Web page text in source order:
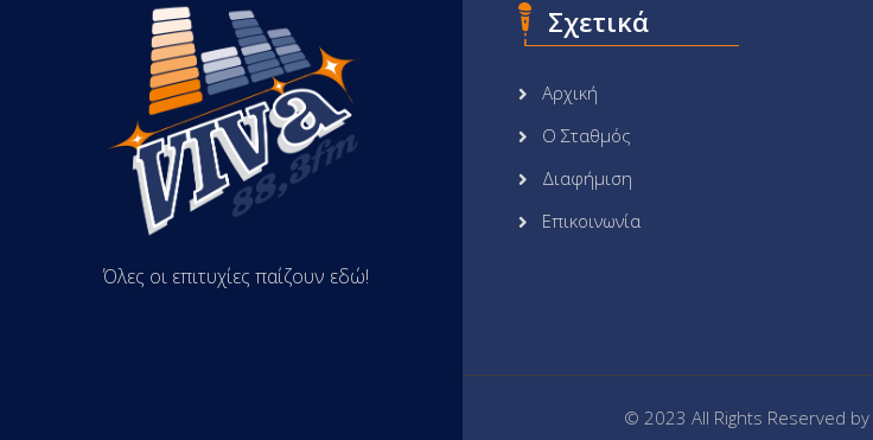
Όλες οι επιτυχίες παίζουν εδώ!
Σχετικά
Αρχική
Ο Σταθμός
Διαφήμιση
Επικοινωνία
© 2023 All Rights Reserved by